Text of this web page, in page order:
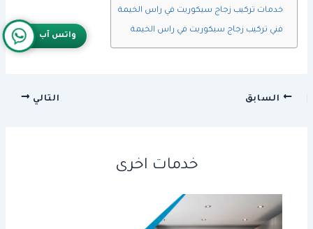
خدمات تركيب زجاج سيكوريت في راس الخيمة
فني تركيب زجاج سيكوريت في راس الخيمة
السابق التالي
خدمات اخرى
واتس آب